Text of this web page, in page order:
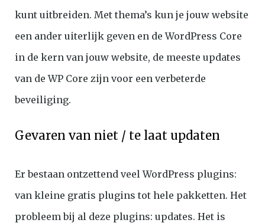
kunt uitbreiden. Met thema’s kun je jouw website
een ander uiterlijk geven en de WordPress Core
in de kern van jouw website, de meeste updates
van de WP Core zijn voor een verbeterde
beveiliging.
Gevaren van niet / te laat updaten
Er bestaan ontzettend veel WordPress plugins:
van kleine gratis plugins tot hele pakketten. Het
probleem bij al deze plugins: updates. Het is